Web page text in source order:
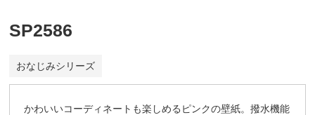
SP2586
おなじみシリーズ
かわいいコーディネートも楽しめるピンクの壁紙。撥水機能